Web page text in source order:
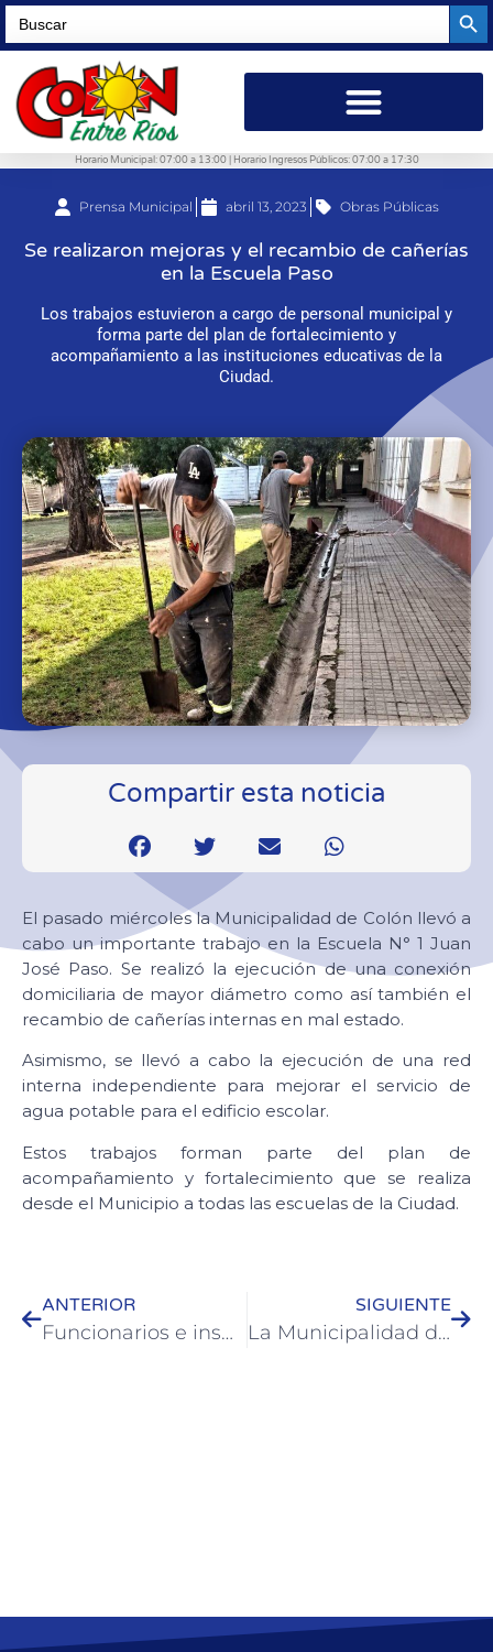
Search
for:
Horario Municipal: 07:00 a 13:00 | Horario Ingresos Públicos: 07:00 a 17:30
Prensa Municipal abril 13, 2023 Obras Públicas
Se realizaron mejoras y el recambio de cañerías
en la Escuela Paso
Los trabajos estuvieron a cargo de personal municipal y
forma parte del plan de fortalecimiento y
acompañamiento a las instituciones educativas de la
Ciudad.
Compartir esta noticia
El pasado miércoles la Municipalidad de Colón llevó a
cabo un importante trabajo en la Escuela N° 1 Juan
José Paso. Se realizó la ejecución de una conexión
domiciliaria de mayor diámetro como así también el
recambio de cañerías internas en mal estado.
Asimismo, se llevó a cabo la ejecución de una red
interna independiente para mejorar el servicio de
agua potable para el edificio escolar.
Estos trabajos forman parte del plan de
acompañamiento y fortalecimiento que se realiza
desde el Municipio a todas las escuelas de la Ciudad.
ANTERIOR
Funcionarios e inspectores de Colón se capacitaron en TEA
SIGUIENTE
La Municipalidad de Colón recibió otro vehículo gestionado ante la Aduana de Gualeguaychú